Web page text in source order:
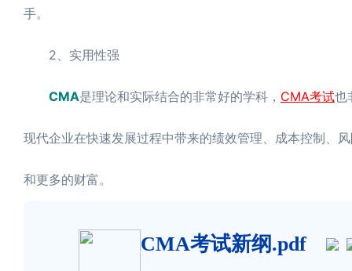
手。
2、实用性强
CMA是理论和实际结合的非常好的学科， CMA考试也
现代企业在快速发展过程中带来的绩效管理、成本控制、
和更多的财富。
CMA考试新纲.pdf